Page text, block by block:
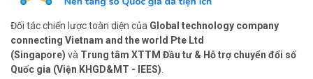
Đối tác chiến lược toàn diện của Global technology company
connecting Vietnam and the world Pte Ltd
(Singapore) và Trung tâm XTTM Đầu tư & Hỗ trợ chuyển đổi số
Quốc gia (Viện KHGD&MT - IEES)